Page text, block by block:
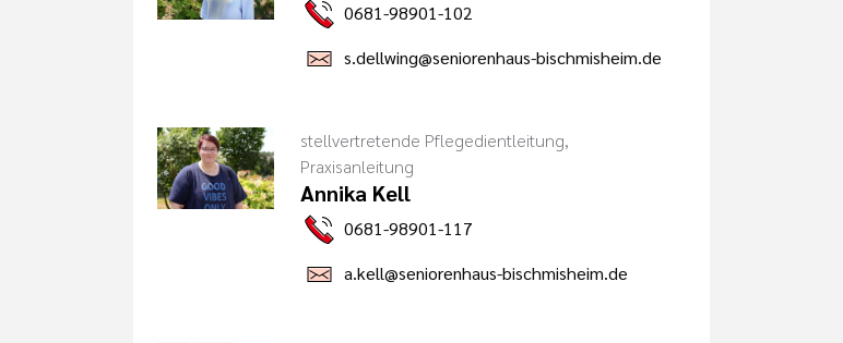
0681-98901-102
s.dellwing@seniorenhaus-bischmisheim.de
stellvertretende Pflegedientleitung,
Praxisanleitung
Annika Kell
0681-98901-117
a.kell@seniorenhaus-bischmisheim.de